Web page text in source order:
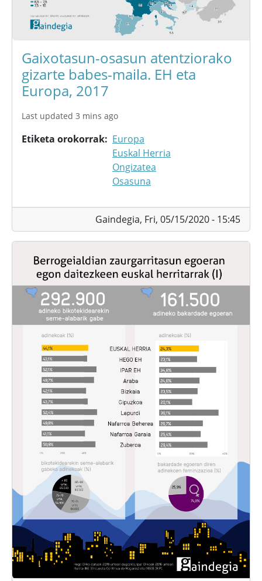
Gaixotasun-osasun atentziorako
gizarte babes-maila. EH eta
Europa, 2017
Last updated 3 mins ago
Etiketa orokorrak
Europa
Euskal Herria
Ongizatea
Osasuna
Gaindegia, Fri, 05/15/2020 - 15:45